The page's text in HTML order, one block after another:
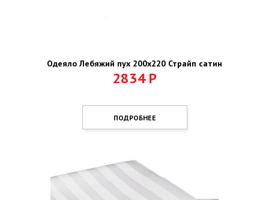
Одеяло Лебяжий пух 200х220 Страйп сатин
2834Р
ПОДРОБНЕЕ